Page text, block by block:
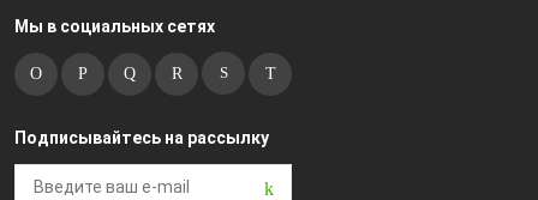
Мы в социальных сетях
Подписывайтесь на рассылку